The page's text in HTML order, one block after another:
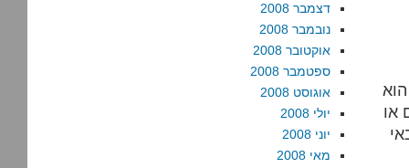
או
דצמבר 2008
נובמבר 2008
אוקטובר 2008
ספטמבר 2008
אוגוסט 2008
יולי 2008
יוני 2008
מאי 2008